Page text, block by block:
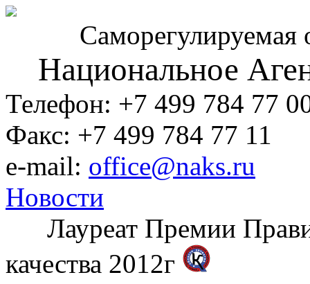
Саморегулируемая
Национальное
Телефон: +7 499 784 77
Факс: +7 499 784 77 11
e-mail: office@naks.ru
Новости
Лауреат Премии
качества 2012г